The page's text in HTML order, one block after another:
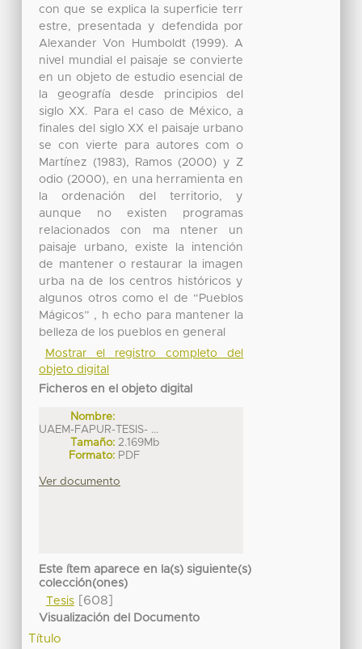
con que se explica la superficie terr
estre, presentada y defendida por
Alexander Von Humboldt (1999). A
nivel mundial el paisaje se convierte
en un objeto de estudio esencial de
la geografía desde principios del
siglo XX. Para el caso de México, a
finales del siglo XX el paisaje urbano
se con vierte para autores com o
Martínez (1983), Ramos (2000) y Z
odio (2000), en una herramienta en
la ordenación del territorio, y
aunque no existen programas
relacionados con ma ntener un
paisaje urbano, existe la intención
de mantener o restaurar la imagen
urba na de los centros históricos y
algunos otros como el de “Pueblos
Mágicos” , h echo para mantener la
belleza de los pueblos en general
Mostrar el registro completo del
objeto digital
Ficheros en el objeto digital
Nombre:
UAEM-FAPUR-TESIS- ...
Tamaño: 2.169Mb
Formato: PDF
Ver documento
Este ítem aparece en la(s) siguiente(s)
colección(ones)
Tesis[608]
Visualización del Documento
Título